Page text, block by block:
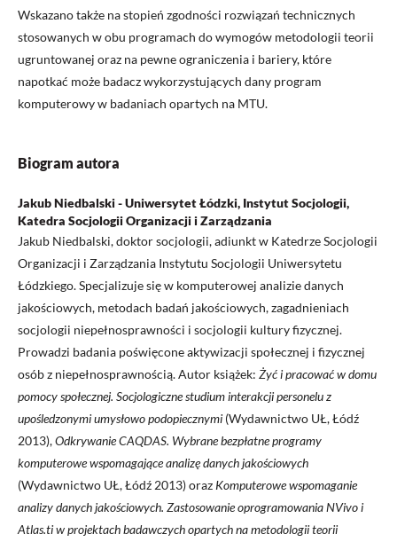
Wskazano także na stopień zgodności rozwiązań technicznych
stosowanych w obu programach do wymogów metodologii teorii
ugruntowanej oraz na pewne ograniczenia i bariery, które
napotkać może badacz wykorzystujących dany program
komputerowy w badaniach opartych na MTU.
Biogram autora
Jakub Niedbalski - Uniwersytet Łódzki, Instytut Socjologii,
Katedra Socjologii Organizacji i Zarządzania
Jakub Niedbalski, doktor socjologii, adiunkt w Katedrze Socjologii
Organizacji i Zarządzania Instytutu Socjologii Uniwersytetu
Łódzkiego. Specjalizuje się w komputerowej analizie danych
jakościowych, metodach badań jakościowych, zagadnieniach
socjologii niepełnosprawności i socjologii kultury fizycznej.
Prowadzi badania poświęcone aktywizacji społecznej i fizycznej
osób z niepełnosprawnością. Autor książek: Żyć i pracować w domu
pomocy społecznej. Socjologiczne studium interakcji personelu z
upośledzonymi umysłowo podopiecznymi (Wydawnictwo UŁ, Łódź
2013),Odkrywanie CAQDAS. Wybrane bezpłatne programy
komputerowe wspomagające analizę danych jakościowych
(Wydawnictwo UŁ, Łódź 2013) oraz Komputerowe wspomaganie
analizy danych jakościowych. Zastosowanie oprogramowania NVivo i
Atlas.ti w projektach badawczych opartych na metodologii teorii